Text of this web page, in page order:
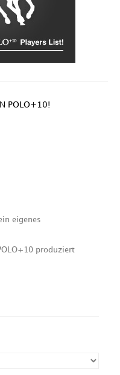
POLO+10!
eigenes
produziert